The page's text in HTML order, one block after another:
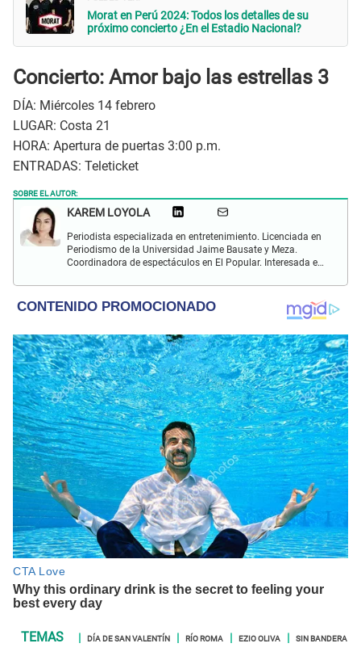
Morat en Perú 2024: Todos los detalles de su
próximo concierto ¿En el Estadio Nacional?
Concierto: Amor bajo las estrellas 3
DÍA: Miércoles 14 febrero
LUGAR: Costa 21
HORA: Apertura de puertas 3:00 p.m.
ENTRADAS: Teleticket
SOBRE EL AUTOR:
KAREM LOYOLA
Periodista especializada en entretenimiento. Licenciada en
Periodismo de la Universidad Jaime Bausate y Meza.
Coordinadora de espectáculos en El Popular. Interesada en
DÍA DE SAN VALENTÍN RÍO ROMA EZIO OLIVA SIN BANDERA